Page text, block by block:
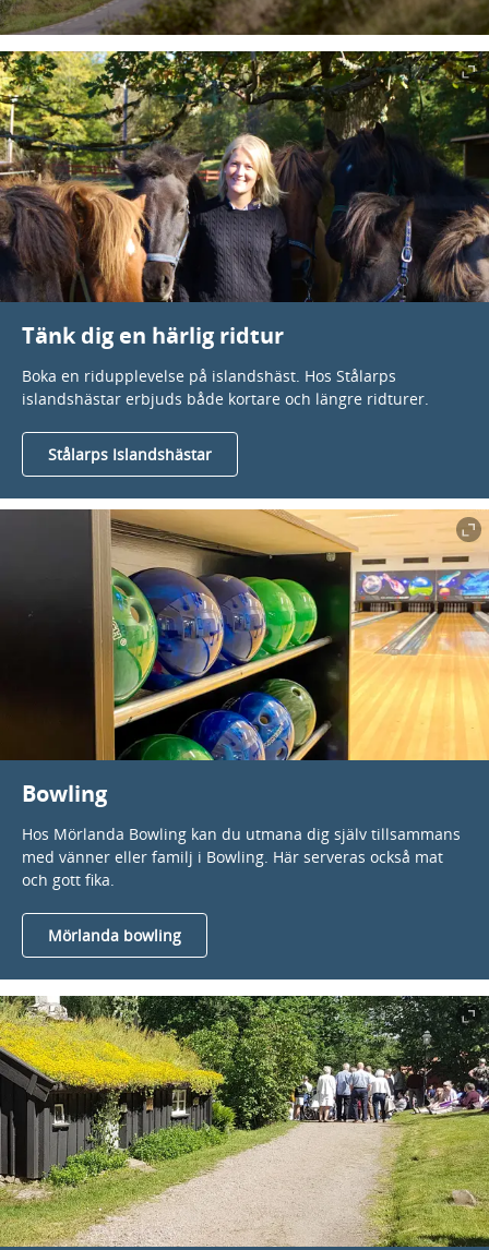
Tänk dig en härlig ridtur
Boka en ridupplevelse på islandshäst. Hos Stålarps
islandshästar erbjuds både kortare och längre ridturer.
Stålarps Islandshästar
Bowling
Hos Mörlanda Bowling kan du utmana dig själv tillsammans
med vänner eller familj i Bowling. Här serveras också mat
och gott fika.
Mörlanda bowling